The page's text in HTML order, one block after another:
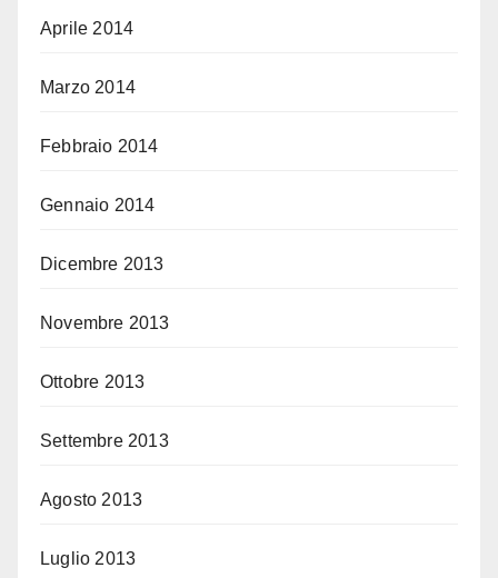
Aprile 2014
Marzo 2014
Febbraio 2014
Gennaio 2014
Dicembre 2013
Novembre 2013
Ottobre 2013
Settembre 2013
Agosto 2013
Luglio 2013